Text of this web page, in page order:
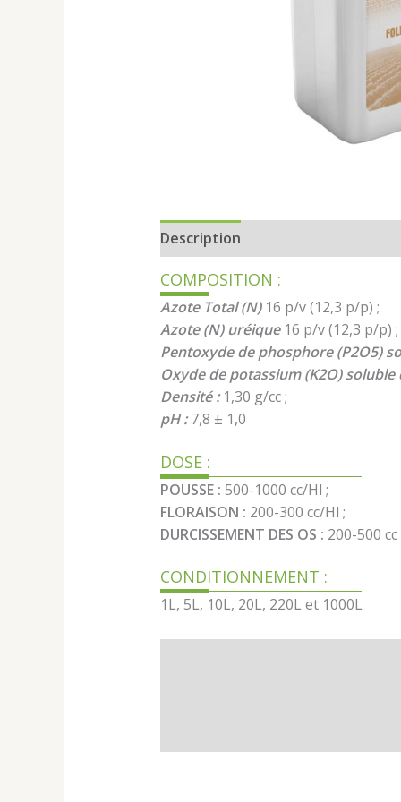
Description
COMPOSITION :
Azote Total (N)16 p/v (12,3 p/p) ;
Azote (N) uréique16 p/v (12,3 p/p) ;
Pentoxyde de phosphore (P2O5)
Oxyde de potassium (K2O) soluble
Densité :1,30 g/cc ;
pH :7,8 ± 1,0
DOSE :
POUSSE : 500-1000 cc/Hl ;
FLORAISON : 200-300 cc/Hl ;
DURCISSEMENT DES OS : 200-500
CONDITIONNEMENT :
1L, 5L, 10L, 20L, 220L et 1000L